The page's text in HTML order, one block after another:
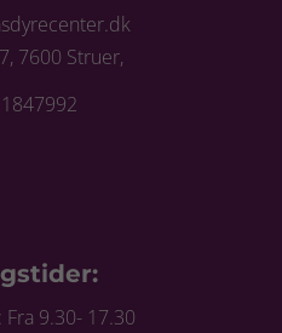
7600 Struer,
Fra 9.30- 17.30